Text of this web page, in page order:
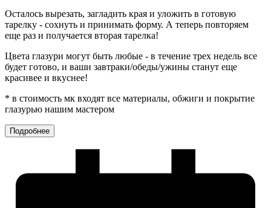
Осталось вырезать, загладить края и уложить в готовую
тарелку - сохнуть и принимать форму. А теперь повторяем
еще раз и получается вторая тарелка!
Цвета глазури могут быть любые - в течение трех недель все
будет готово, и ваши завтраки/обеды/ужины станут еще
красивее и вкуснее!
* в стоимость мк входят все материалы, обжиги и покрытие
глазурью нашим мастером
Подробнее